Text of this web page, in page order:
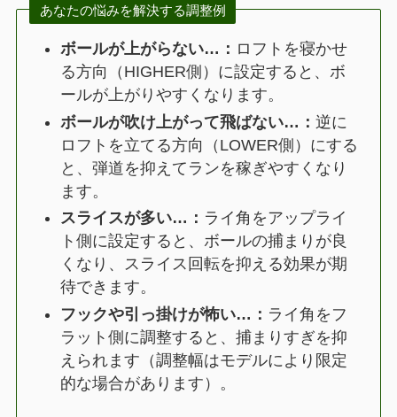
あなたの悩みを解決する調整例
ボールが上がらない…： ロフトを寝かせ
る方向（HIGHER側）に設定すると、ボ
ールが上がりやすくなります。
ボールが吹け上がって飛ばない…：逆に
ロフトを立てる方向（LOWER側）にする
と、弾道を抑えてランを稼ぎやすくなり
ます。
スライスが多い…： ライ角をアップライ
ト側に設定すると、ボールの捕まりが良
くなり、スライス回転を抑える効果が期
待できます。
フックや引っ掛けが怖い…： ライ角をフ
ラット側に調整すると、捕まりすぎを抑
えられます（調整幅はモデルにより限定
的な場合があります）。